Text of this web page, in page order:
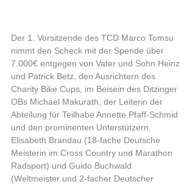
Der 1. Vorsitzende des TCD Marco Tomsu
nimmt den Scheck mit der Spende über
7.000€ entgegen von Vater und Sohn Heinz
und Patrick Betz, den Ausrichtern des
Charity Bike Cups, im Beisein des Ditzinger
OBs Michael Makurath, der Leiterin der
Abteilung für Teilhabe Annette Pfaff-Schmid
und den prominenten Unterstützern
Elisabeth Brandau (18-fache Deutsche
Meisterin im Cross Country und Marathon
Radsport) und Guido Buchwald
(Weltmeister und 2-facher Deutscher